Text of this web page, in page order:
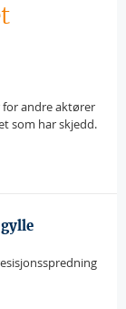
for andre aktører
som har skjedd.